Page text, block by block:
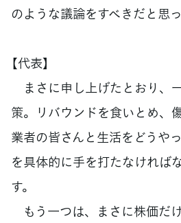
のような議論をすべきだと思
【代表】
まさに申し上げたとおり、
策。リバウンドを食いとめ、
業者の皆さんと生活をどうや
を具体的に手を打たなければ
す。
もう一つは、まさに株価だ